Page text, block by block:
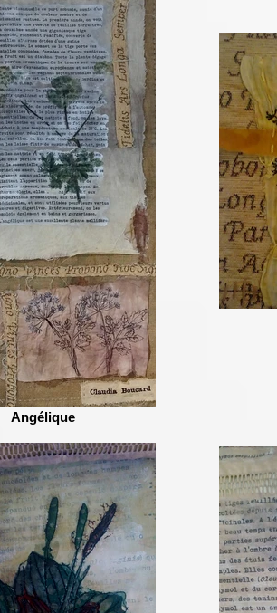
Angélique